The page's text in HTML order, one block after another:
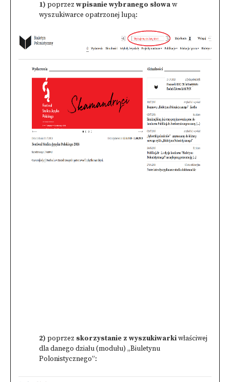
1) poprzez wpisanie wybranego słowaw
wyszukiwarce opatrzonej lupą:
2) poprzez skorzystanie z wyszukiwarkiwłaściwej
dla danego działu (modułu) „Biuletynu
Polonistycznego”: